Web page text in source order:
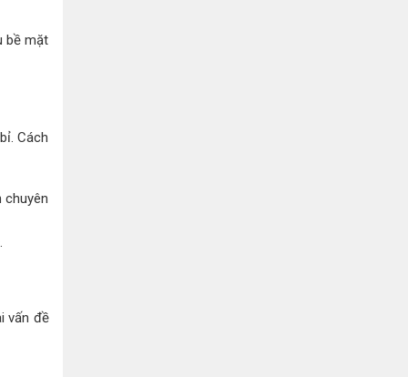
bề mặt
Cách
vấn đề